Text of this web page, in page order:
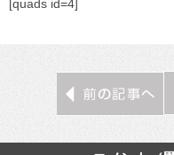
[quads id=4]